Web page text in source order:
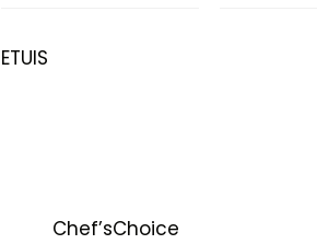
ETUIS
Chef’sChoice